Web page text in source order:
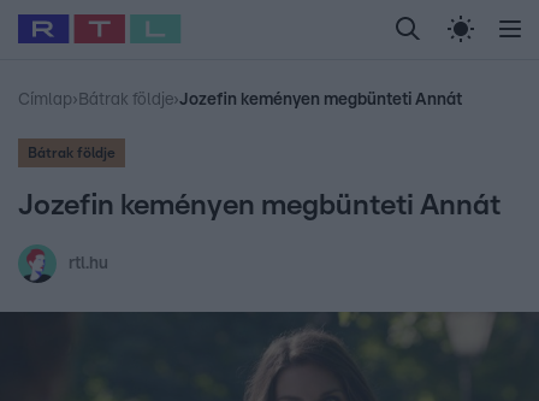
Legfrissebb RTL Híradó Randi Celeb vagyok,
Babits Marcella Most Wanted Gallusz
Címlap› Bátrak földje›Jozefin keményen megbünteti Annát
Bátrak földje
Jozefin keményen megbünteti Annát
rtl.hu